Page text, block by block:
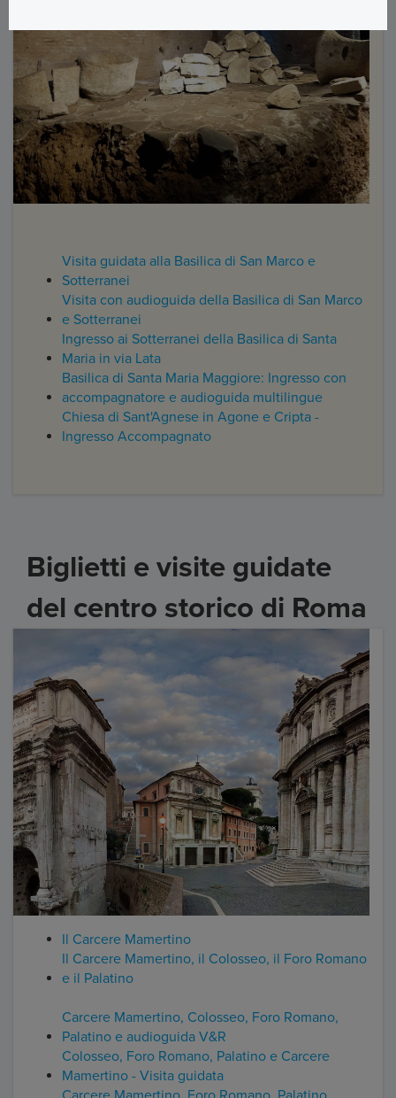
Visita guidata alla Basilica di San Marco e
Sotterranei
Visita con audioguida della Basilica di San Marco
e Sotterranei
Ingresso ai Sotterranei della Basilica di Santa
Maria in via Lata
Basilica di Santa Maria Maggiore: Ingresso con
accompagnatore e audioguida multilingue
Chiesa di Sant'Agnese in Agone e Cripta -
Ingresso Accompagnato
Biglietti e visite guidate
del centro storico di Roma
Il Carcere Mamertino
Il Carcere Mamertino, il Colosseo, il Foro Romano
e il Palatino
Carcere Mamertino, Colosseo, Foro Romano,
Palatino e audioguida V&R
Colosseo, Foro Romano, Palatino e Carcere
Mamertino - Visita guidata